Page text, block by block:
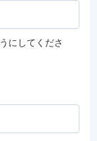
にしてくださ